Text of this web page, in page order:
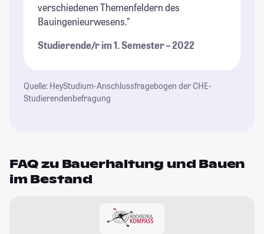
verschiedenen Themenfeldern des
Bauingenieurwesens."
Studierende/r im 1. Semester – 2022
Quelle: HeyStudium-Anschlussfragebogen der CHE-
Studierendenbefragung
FAQ zu Bauerhaltung und Bauen
im Bestand